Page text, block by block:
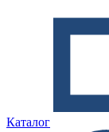
Каталог